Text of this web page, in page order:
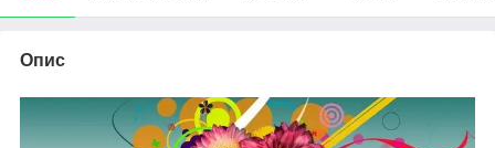
Опис